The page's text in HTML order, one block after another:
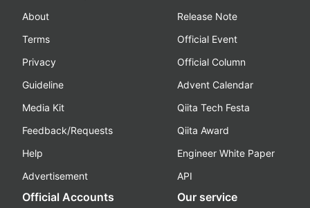
About
Terms
Privacy
Guideline
Media Kit
Feedback/Requests
Help
Advertisement
Release Note
Official Event
Official Column
Advent Calendar
Qiita Tech Festa
Qiita Award
Engineer White Paper
API
Official Accounts Our service